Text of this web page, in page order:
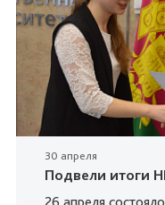
30 апреля
Подвели итоги